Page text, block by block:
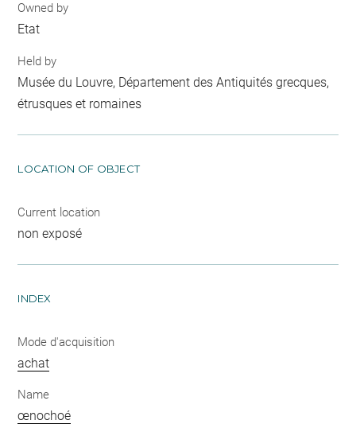
Owned by
Etat
Held by
Musée du Louvre, Département des Antiquités grecques,
étrusques et romaines
LOCATION OF OBJECT
Current location
non exposé
INDEX
Mode d'acquisition
achat
Name
œnochoé